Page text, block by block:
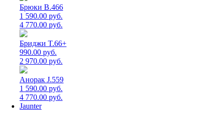
Брюки B.466
1 590.00 руб.
4 770.00 руб.
Бриджи T.66+
990.00 руб.
2 970.00 руб.
Анорак J.559
1 590.00 руб.
4 770.00 руб.
Jaunter